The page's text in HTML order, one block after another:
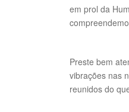
em prol da
Preste bem
vibrações nas
reunidos do